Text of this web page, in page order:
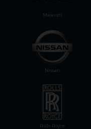
Nissan
Rolls-Royce
Maserati